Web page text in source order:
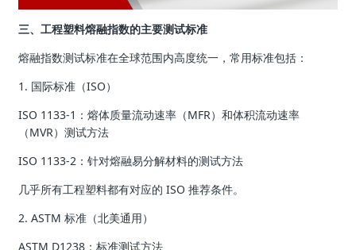
三、工程塑料熔融指数的主要测试标准
熔融指数测试标准在全球范围内高度统一，常用标准包括：
1. 国际标准（ISO）
ISO 1133-1：熔体质量流动速率（MFR）和体积流动速率
（MVR）测试方法
ISO 1133-2：针对熔融易分解材料的测试方法
几乎所有工程塑料都有对应的 ISO 推荐条件。
2. ASTM 标准（北美通用）
ASTM D1238：标准测试方法